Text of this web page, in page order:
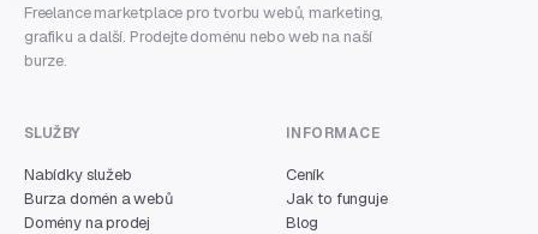
Freelance marketplace pro tvorbu webů, marketing,
grafiku a další. Prodejte doménu nebo web na naší
burze.
SLUŽBY
Nabídky služeb
Burza domén a webů
Domény na prodej
INFORMACE
Ceník
Jak to funguje
Blog